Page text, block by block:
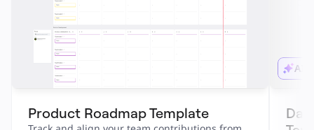
Product Roadmap Template
AI-